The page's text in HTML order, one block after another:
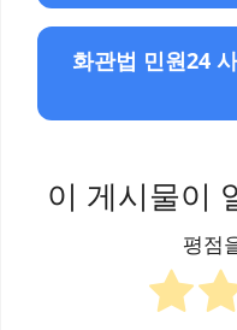
화관법 민원24
이 게시물이
평점